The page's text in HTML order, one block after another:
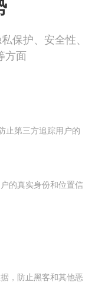
保护、安全性、
方面
止第三方追踪用户的
的真实身份和位置信
，防止黑客和其他恶